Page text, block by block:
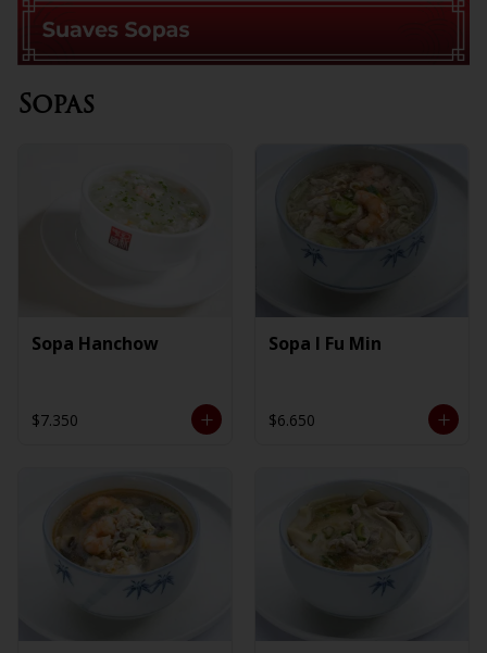
Sopas
Sopa Hanchow
$7.350
Sopa I Fu Min
$6.650